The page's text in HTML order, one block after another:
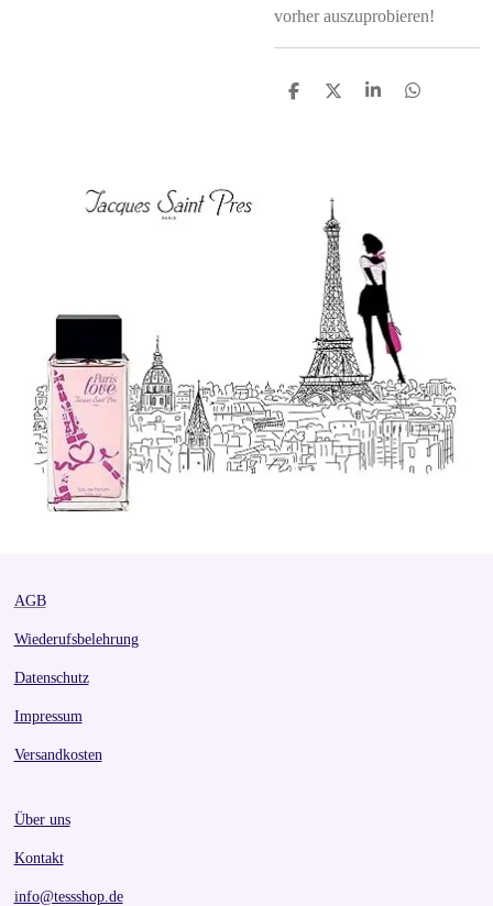
vorher auszuprobieren!
S
S
S
S
AGB
Wiederufsbelehrung
Datenschutz
Impressum
Versandkosten
Über uns
Kontakt
info@tessshop.de